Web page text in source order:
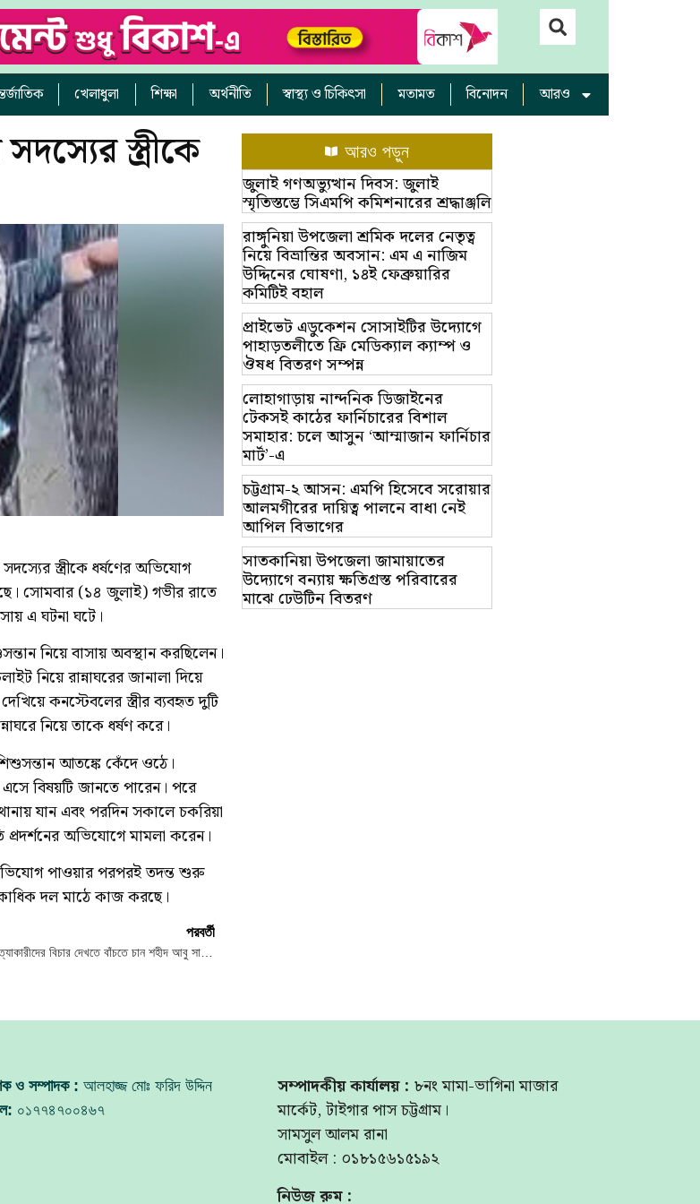
খেলাধুলা শিক্ষা অর্থনীতি স্বাস্থ্য ও চিকিৎসা মতামত বিনোদন আরও
স্ত্রীকে
স্ত্রীকে ধর্ষণের অভিযোগ
সোমবার (১৪ জুলাই) গভীর রাতে
এ ঘটনা ঘটে।
নিয়ে বাসায় অবস্থান করছিলেন।
নিয়ে রান্নাঘরের জানালা দিয়ে
কনস্টেবলের স্ত্রীর ব্যবহৃত দুটি
নিয়ে তাকে ধর্ষণ করে।
আতঙ্কে কেঁদে ওঠে।
বিষয়টি জানতে পারেন। পরে
যান এবং পরদিন সকালে চকরিয়া
প্রদর্শনের অভিযোগে মামলা করেন।
পাওয়ার পরপরই তদন্ত শুরু
দল মাঠে কাজ করছে।
পরবর্তী
ছেলের হত্যাকারীদের বিচার দেখতে বাঁচতে চান শহীদ আবু সাঈদের বাবা-মা
আরও পড়ুন
জুলাই গণঅভ্যুত্থান দিবস: জুলাই
স্মৃতিস্তম্ভে সিএমপি কমিশনারের শ্রদ্ধাঞ্জলি
রাঙ্গুনিয়া উপজেলা শ্রমিক দলের নেতৃত্ব
নিয়ে বিভ্রান্তির অবসান: এম এ নাজিম
উদ্দিনের ঘোষণা, ১৪ই ফেব্রুয়ারির
কমিটিই বহাল
প্রাইভেট এডুকেশন সোসাইটির উদ্যোগে
পাহাড়তলীতে ফ্রি মেডিক্যাল ক্যাম্প ও
ঔষধ বিতরণ সম্পন্ন
লোহাগাড়ায় নান্দনিক ডিজাইনের
টেকসই কাঠের ফার্নিচারের বিশাল
সমাহার: চলে আসুন ‘আম্মাজান ফার্নিচার
মার্ট’-এ
চট্টগ্রাম-২ আসন: এমপি হিসেবে সরোয়ার
আলমগীরের দায়িত্ব পালনে বাধা নেই
আপিল বিভাগের
সাতকানিয়া উপজেলা জামায়াতের
উদ্যোগে বন্যায় ক্ষতিগ্রস্ত পরিবারের
মাঝে ঢেউটিন বিতরণ
ও সম্পাদক : আলহাজ্জ মোঃ ফরিদ উদ্দিন
০১৭৭৪৭০০৪৬৭
সম্পাদকীয় কার্যালয় : ৮নং মামা-ভাগিনা মাজার
মার্কেট, টাইগার পাস চট্টগ্রাম।
সামসুল আলম রানা
মোবাইল : ০১৮১৫৬১৫১৯২
নিউজ রুম :